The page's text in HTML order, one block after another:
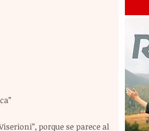
porque se parece al